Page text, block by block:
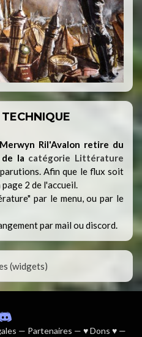
Ril'Avalon retire du
la catégorie Littérature
Afin que le flux soit
2 de l'accueil.
par le menu, ou par le
par mail ou discord.
(widgets)
— Partenaires — ♥ Dons ♥ —